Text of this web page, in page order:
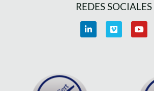
REDES SOCIALES